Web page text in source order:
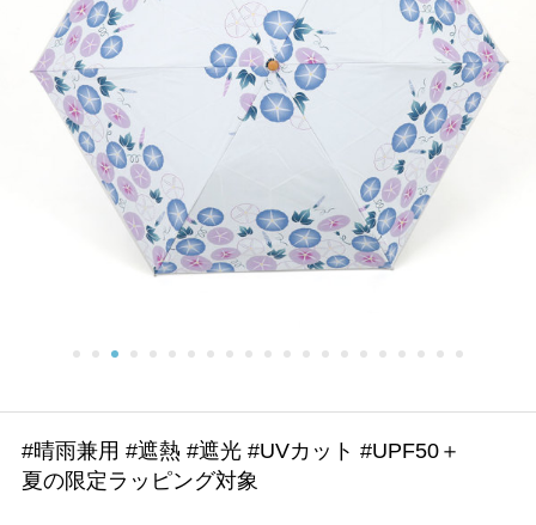
#晴雨兼用 #遮熱 #遮光 #UVカット #UPF50＋
夏の限定ラッピング対象